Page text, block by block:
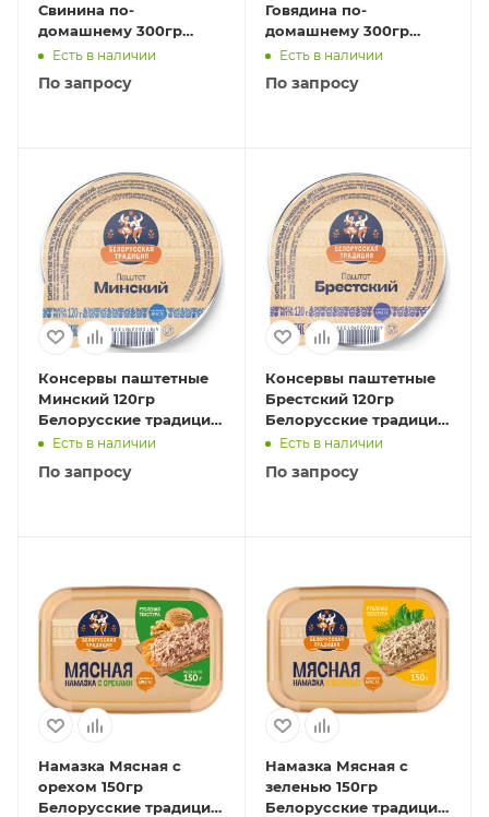
Свинина по-
домашнему 300гр
Белорусские традиции
Есть в наличии
По запросу
Говядина по-
домашнему 300гр
Белорусские традиции
Есть в наличии
По запросу
Консервы паштетные
Минский 120гр
Белорусские традиции
1/22Есть в наличии
По запросу
Консервы паштетные
Брестский 120гр
Белорусские традиции
1/22Есть в наличии
По запросу
Намазка Мясная с
орехом 150гр
Белорусские традиции
Намазка Мясная с
зеленью 150гр
Белорусские традиции